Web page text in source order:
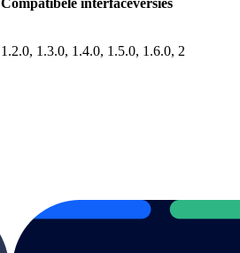
Compatibele interfaceversies
1.2.0, 1.3.0, 1.4.0, 1.5.0, 1.6.0, 2